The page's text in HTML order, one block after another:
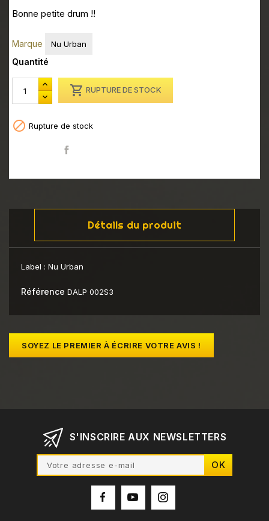
Bonne petite drum !!
Marque Nu Urban
Quantité
 RUPTURE DE STOCK
 Rupture de stock
Détails du produit
Label : Nu Urban
Référence DALP 002S3
SOYEZ LE PREMIER À ÉCRIRE VOTRE AVIS !
S'INSCRIRE AUX NEWSLETTERS